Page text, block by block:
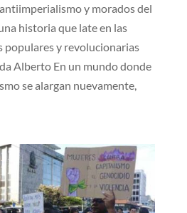
y morados del
historia que late en las
populares y revolucionarias
Alberto En un mundo donde
se alargan nuevamente,